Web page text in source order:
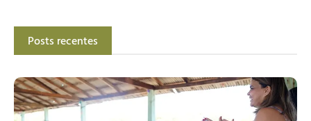
Posts recentes